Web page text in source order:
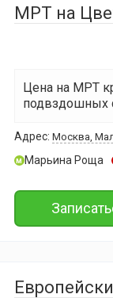
МРТ на
Цена на МРТ
подвздошных
Адрес: Москва,
м Марьина Роща